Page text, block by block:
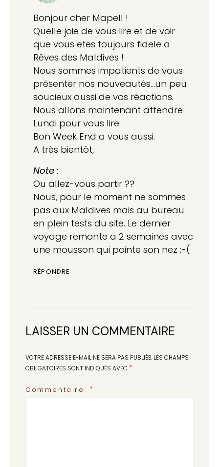
Bonjour cher Mapell !
Quelle joie de vous lire et de voir
que vous etes toujours fidele a
Rêves des Maldives !
Nous sommes impatients de vous
présenter nos nouveautés…un peu
soucieux aussi de vos réactions.
Nous allons maintenant attendre
Lundi pour vous lire.
Bon Week End a vous aussi.
A très bientôt,
Note :
Ou allez-vous partir ??
Nous, pour le moment ne sommes
pas aux Maldives mais au bureau
en plein tests du site. Le dernier
voyage remonte a 2 semaines avec
une mousson qui pointe son nez ;-(
RÉPONDRE
LAISSER UN COMMENTAIRE
VOTRE ADRESSE E-MAIL NE SERA PAS PUBLIÉE. LES CHAMPS
OBLIGATOIRES SONT INDIQUÉS AVEC *
Commentaire